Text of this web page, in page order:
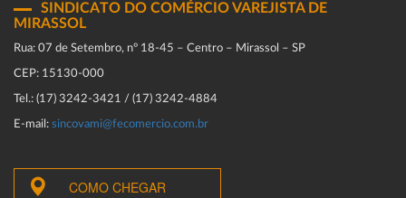
SINDICATO DO COMÉRCIO VAREJISTA DE
MIRASSOL
Rua: 07 de Setembro, n° 18-45 – Centro – Mirassol – SP
CEP: 15130-000
Tel.: (17) 3242-3421 / (17) 3242-4884
E-mail: sincovami@fecomercio.com.br
COMO CHEGAR